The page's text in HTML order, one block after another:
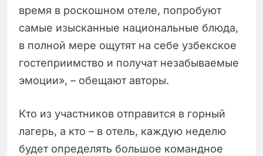
время в роскошном отеле, попробуют
самые изысканные национальные блюда,
в полной мере ощутят на себе узбекское
гостеприимство и получат незабываемые
эмоции», – обещают авторы.
Кто из участников отправится в горный
лагерь, а кто – в отель, каждую неделю
будет определять большое командное